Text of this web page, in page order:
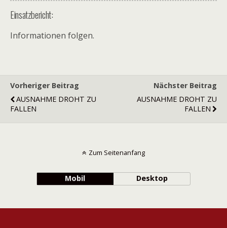
Einsatzbericht:
Informationen folgen.
Vorheriger Beitrag
AUSNAHME DROHT ZU
FALLEN
Nächster Beitrag
AUSNAHME DROHT ZU
FALLEN
Zum Seitenanfang
Mobil Desktop